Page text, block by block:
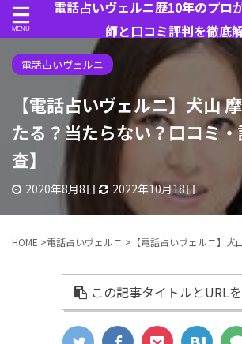
電話占いヴェルニ歴10年のプロ
師と口コミ評判を徹底
電話占いヴェルニ
【電話占いヴェルニ】犬山
たる？当たらない？口コミ
査】
2020年8月8日 2022年10月18日
HOME >電話占いヴェルニ > 【電話占いヴェルニ】
この記事タイトルとURL